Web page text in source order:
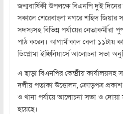
জন্মবার্ষিকী উপলক্ষে বিএনপি দুই
সকালে শেরেবাংলা নগরে শহিদ জিয়ার
সদস্যসহ বিভিন্ন পর্যায়ের নেতাকর্মীরা
পাঠ করেন। আগামীকাল বেলা ১১টায়
ডিপ্লোমা ইঞ্জিনিয়ার্সে আলোচনা সভা
এ ছাড়া বিএনপির কেন্দ্রীয় কার্যালয়সহ
দলীয় পতাকা উত্তোলন, ক্রোড়পত্র
ও থানা পর্যায়ে আলোচনা সভা ও
হয়েছে।